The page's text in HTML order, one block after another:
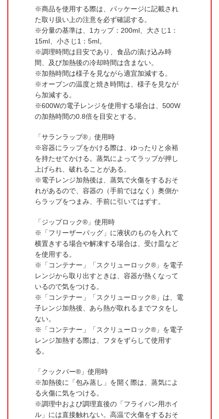
商品を使用する際は、パッケージに記載され
た取り扱い上の注意を必ず確認する。
分量の基準は、1カップ：200ml、大さじ1：
15ml、小さじ1：5ml。
調理時間は目安であり、食品の漬け込み時
間、及び加熱後の冷却時間は含まない。
加熱時間は様子を見ながら適宜加減する。
オーブンの温度と焼き時間は、様子を見なが
ら加減する。
600Wの電子レンジを使用する場合は、500W
の加熱時間の0.8倍を目安とする。
「サランラップ®」使用時
容器にラップをかける際は、ゆったりと余裕
を持たせてかける。蒸気によってラップが押し
上げられ、破れることがある。
電子レンジ加熱後は、蒸気で火傷をするおそ
れがあるので、容器の（手前ではなく）奥側か
らラップをつまみ、手前に引いてはずす。
「ジップロック®」使用時
「フリーザーバッグ」に液状のものを入れて
横置きする場合や解凍する場合は、受け皿など
を使用する。
「コンテナー」「スクリューロック®」を電子
レンジから取り出すときは、容器が熱くなって
いるので気をつける。
「コンテナー」「スクリューロック®」は、電
子レンジ加熱後、あら熱が取れるまでフタをし
ない。
「コンテナー」「スクリューロック®」を電子
レンジ加熱する際は、フタをずらして使用す
る。
「クックパー®」使用時
加熱後に「包み蒸し」を開く際は、蒸気によ
る火傷に気をつける。
調理中および調理直後の「フライパン用ホイ
ル」には直接触れない。高温で火傷をするおそ